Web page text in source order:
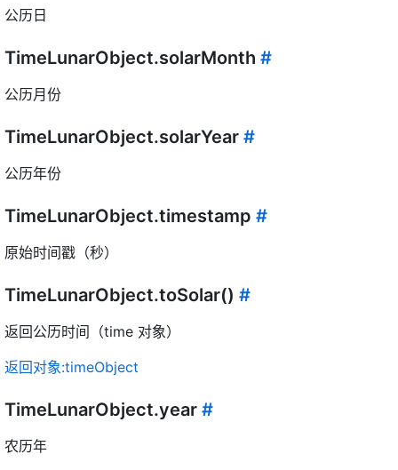
公历日
TimeLunarObject.solarMonth #
公历月份
TimeLunarObject.solarYear #
公历年份
TimeLunarObject.timestamp #
原始时间戳（秒）
TimeLunarObject.toSolar() #
返回公历时间（time 对象）
返回对象:timeObject
TimeLunarObject.year #
农历年